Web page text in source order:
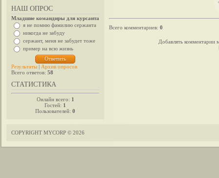
НАШ ОПРОС
Младшие командиры для курсанта
я не помню фамилию сержанта
никогда не забуду
сержант, меня не забудет тоже
пример на всю жизнь
Результаты | Архив опросов
Всего ответов: 58
СТАТИСТИКА
Онлайн всего: 1
Гостей: 1
Пользователей: 0
Всего комментариев: 0
Добавлять комментарии
COPYRIGHT MYCORP © 2026